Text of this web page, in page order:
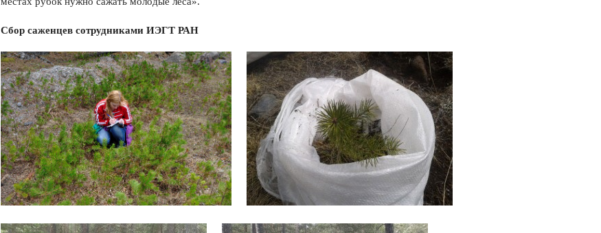
Сбор саженцев сотрудниками ИЭГТ РАН